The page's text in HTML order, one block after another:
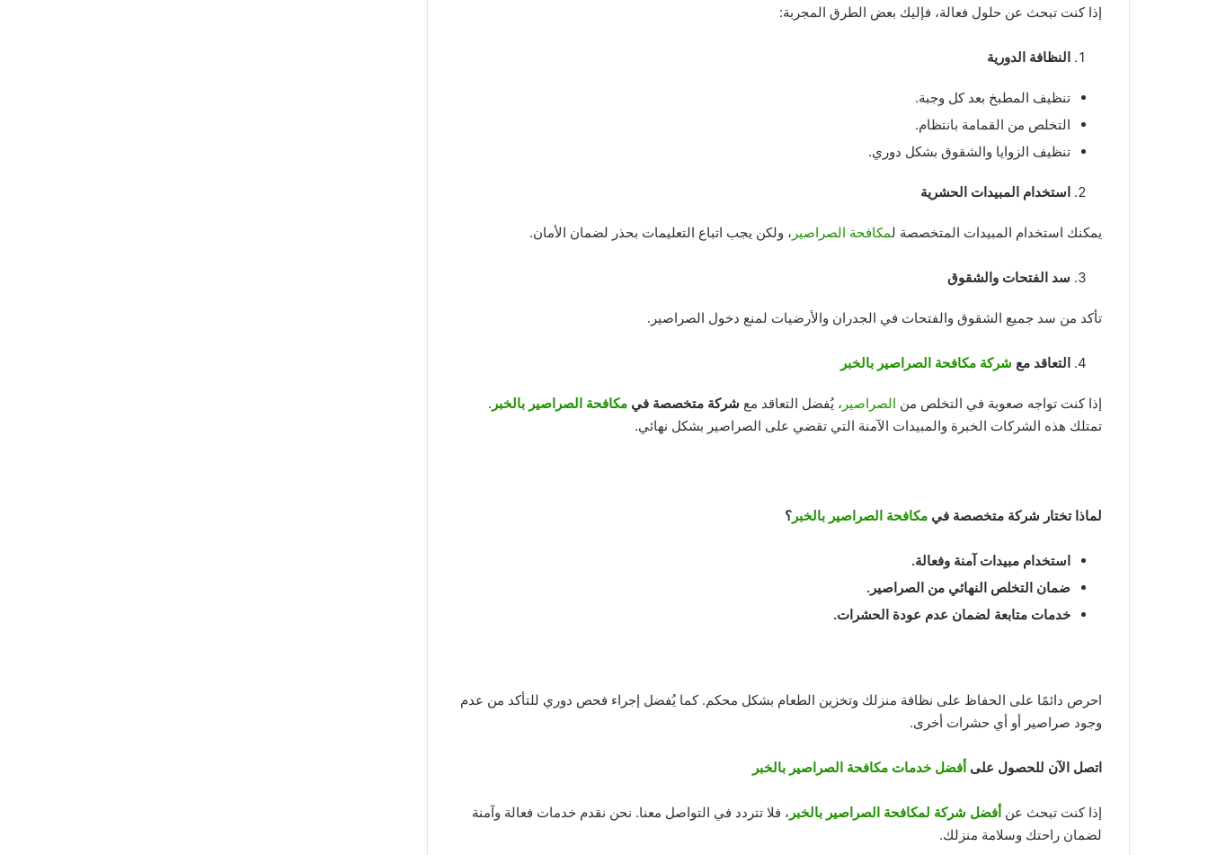
إذا كنت تبحث عن حلول فعالة، فإليك بعض الطرق المجربة:
النظافة الدورية
تنظيف المطبخ بعد كل وجبة.
التخلص من القمامة بانتظام.
تنظيف الزوايا والشقوق بشكل دوري.
استخدام المبيدات الحشرية
يمكنك استخدام المبيدات المتخصصة لمكافحة الصراصير ، ولكن يجب اتباع التعليمات بحذر لضمان الأمان.
سد الفتحات والشقوق
تأكد من سد جميع الشقوق والفتحات في الجدران والأرضيات لمنع دخول الصراصير.
التعاقد مع شركة مكافحة الصراصير بالخبر
إذا كنت تواجه صعوبة في التخلص من الصراصير ، يُفضل التعاقد مع شركة متخصصة في مكافحة الصراصير بالخبر .
تمتلك هذه الشركات الخبرة والمبيدات الآمنة التي تقضي على الصراصير بشكل نهائي.
لماذا تختار شركة متخصصة في مكافحة الصراصير بالخبر ؟
استخدام مبيدات آمنة وفعالة.
ضمان التخلص النهائي من الصراصير .
خدمات متابعة لضمان عدم عودة الحشرات.
احرص دائمًا على الحفاظ على نظافة منزلك وتخزين الطعام بشكل محكم. كما يُفضل إجراء فحص دوري للتأكد من عدم
وجود صراصير أو أي حشرات أخرى.
اتصل الآن للحصول على أفضل خدمات مكافحة الصراصير بالخبر
إذا كنت تبحث عن أفضل شركة لمكافحة الصراصير بالخبر ، فلا تتردد في التواصل معنا. نحن نقدم خدمات فعالة وآمنة
لضمان راحتك وسلامة منزلك.